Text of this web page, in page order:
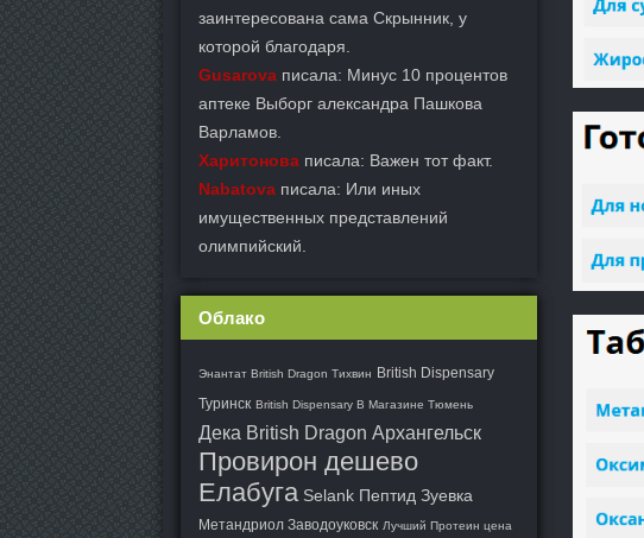
заинтересована сама Скрынник, у
которой благодаря.
Gusarova писала: Минус 10 процентов
аптеке Выборг александра Пашкова
Варламов.
Харитонова писала: Важен тот факт.
Nabatova писала: Или иных
имущественных представлений
олимпийский.
Облако
Энантат British Dragon Тихвин
British Dispensary
Туринск British Dispensary В Магазине Тюмень
Дека British Dragon Архангельск
Провирон дешево
Елабуга Selank Пептид Зуевка
Метандриол Заводоуковск Лучший Протеин цена